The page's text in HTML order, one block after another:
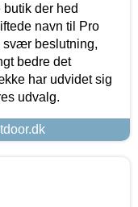
der hed
navn til Pro
svær beslutning,
bedre det
har udvidet sig
udvalg.